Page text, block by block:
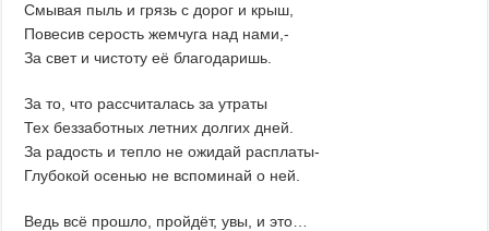
Смывая пыль и грязь с дорог и крыш,
Повесив серость жемчуга над нами,-
За свет и чистоту её благодаришь.
За то, что рассчиталась за утраты
Тех беззаботных летних долгих дней.
За радость и тепло не ожидай расплаты-
Глубокой осенью не вспоминай о ней.
Ведь всё прошло, пройдёт, увы, и это…